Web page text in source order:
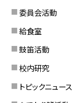
委員会活動
給食室
鼓笛活動
校内研究
トピックニュース